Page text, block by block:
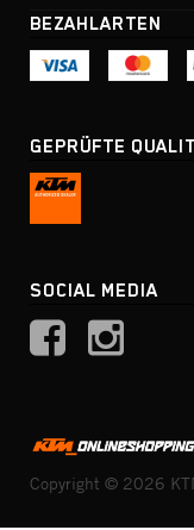
BEZAHLARTEN
GEPRÜFTE
SOCIAL MEDIA
Copyright © 2026